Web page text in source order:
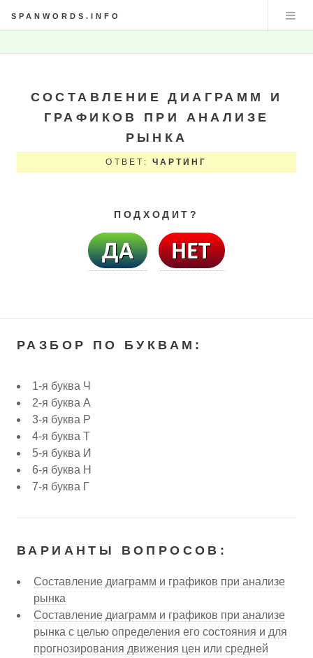
SPANWORDS.INFO
СОСТАВЛЕНИЕ ДИАГРАММ И
ГРАФИКОВ ПРИ АНАЛИЗЕ
РЫНКА
ОТВЕТ: ЧАРТИНГ
ПОДХОДИТ?
РАЗБОР ПО БУКВАМ:
1-я буква Ч
2-я буква А
3-я буква Р
4-я буква Т
5-я буква И
6-я буква Н
7-я буква Г
ВАРИАНТЫ ВОПРОСОВ:
Составление диаграмм и графиков при анализе
рынка
Составление диаграмм и графиков при анализе
рынка с целью определения его состояния и для
прогнозирования движения цен или средней